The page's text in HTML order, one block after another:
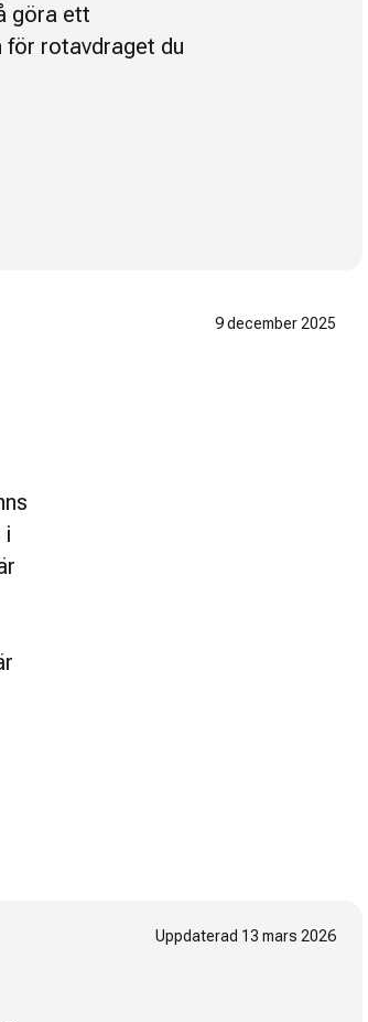
göra ett
för rotavdraget du
9 december 2025
i
Uppdaterad 13 mars 2026